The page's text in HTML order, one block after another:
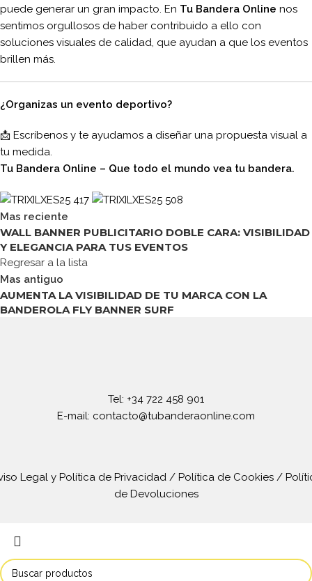
puede generar un gran impacto. En Tu Bandera Online nos
sentimos orgullosos de haber contribuido a ello con
soluciones visuales de calidad, que ayudan a que los eventos
brillen más.
¿Organizas un evento deportivo?
📩 Escríbenos y te ayudamos a diseñar una propuesta visual a
tu medida.
Tu Bandera Online – Que todo el mundo vea tu bandera.
Mas reciente
WALL BANNER PUBLICITARIO DOBLE CARA: VISIBILIDAD
Y ELEGANCIA PARA TUS EVENTOS
Regresar a la lista
Mas antiguo
AUMENTA LA VISIBILIDAD DE TU MARCA CON LA
BANDEROLA FLY BANNER SURF
Tel: +34 722 458 901
E-mail: contacto@tubanderaonline.com
Legal y Política de Privacidad/ Política de Cookies/
de Devoluciones